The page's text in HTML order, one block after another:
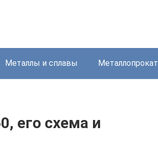
Металлы и сплавы Металлопрокат
его схема и